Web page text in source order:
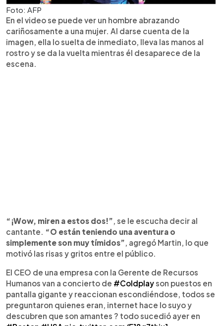
Foto: AFP
En el video se puede ver un hombre abrazando
cariñosamente a una mujer. Al darse cuenta de la
imagen, ella lo suelta de inmediato, lleva las manos al
rostro y se da la vuelta mientras él desaparece de la
escena.
“¡Wow, miren a estos dos!” , se le escucha decir al
cantante.
“O están teniendo una aventura o
simplemente son muy tímidos” , agregó Martin, lo que
motivó las risas y gritos entre el público.
El CEO de una empresa con la Gerente de Recursos
Humanos van a concierto de #Coldplayson puestos en
pantalla gigante y reaccionan escondiéndose, todos se
preguntaron quienes eran, internet hace lo suyo y
descubren que son amantes ? todo sucedió ayer en